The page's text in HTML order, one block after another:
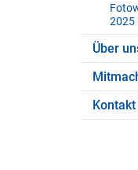
2025
Über
Kontakt